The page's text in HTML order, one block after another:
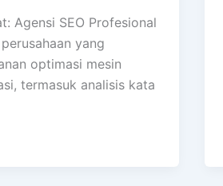
Agensi SEO Profesional
yang
optimasi mesin
termasuk analisis kata